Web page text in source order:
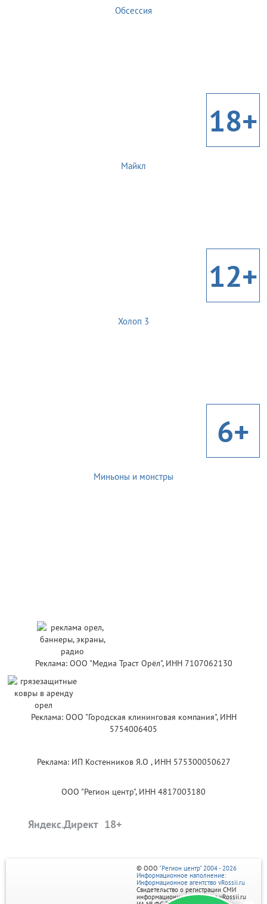
Обсессия
18+
Майкл
12+
Холоп 3
6+
Миньоны и монстры
Реклама: ООО "Медиа Траст Орёл", ИНН 7107062130
Реклама: ООО "Городская клининговая компания", ИНН
5754006405
Реклама: ИП Костенников Я.О , ИНН 575300050627
ООО "Регион центр", ИНН 4817003180
Яндекс.Директ
© ООО "Регион центр" 2004 - 2026
Информационное наполнение:
Информационное агентство vRossii.ru
Свидетельство о регистрации СМИ
информационного агентства vRossii.ru